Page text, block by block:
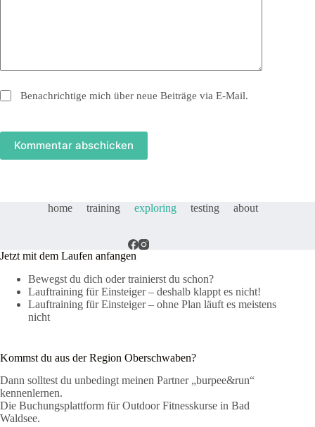
Benachrichtige mich über neue Beiträge via E-Mail.
Kommentar abschicken
home training exploring testing about
Jetzt mit dem Laufen anfangen
Bewegst du dich oder trainierst du schon?
Lauftraining für Einsteiger – deshalb klappt es nicht!
Lauftraining für Einsteiger – ohne Plan läuft es meistens
nicht
Kommst du aus der Region Oberschwaben?
Dann solltest du unbedingt meinen Partner „burpee&run“
kennenlernen.
Die Buchungsplattform für Outdoor Fitnesskurse in Bad
Waldsee.